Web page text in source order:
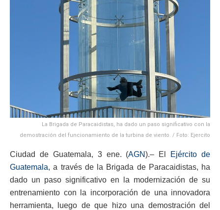
La Brigada de Paracaidistas, ha dado un paso significativo con la
demostración del funcionamiento de la turbina de viento. / Foto: Ejercito
Ciudad de Guatemala, 3 ene. (AGN).– El
Ejército de
Guatemala, a través de la Brigada de Paracaidistas, ha
dado un paso significativo en la modernización de su
entrenamiento con la incorporación de una innovadora
herramienta, luego de que hizo una demostración del